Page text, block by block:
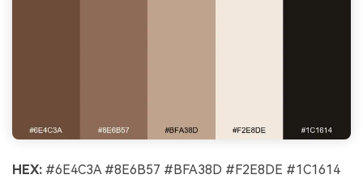
HEX: #6E4C3A #8E6B57 #BFA38D #F2E8DE #1C1614